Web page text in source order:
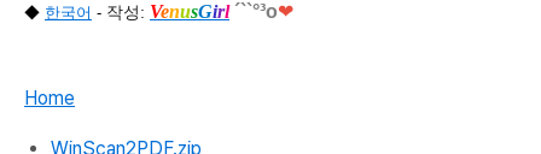
◆ 한국어 - 작성: VenusGirl ´``°³о❤
Home
WinScan2PDF.zip